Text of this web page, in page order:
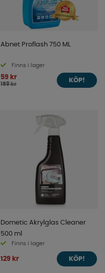
Abnet Proflash 750 ML
Finns i lager
59 kr
159 kr
KÖP!
Dometic Akrylglas Cleaner
500 ml
Finns i lager
129 kr KÖP!